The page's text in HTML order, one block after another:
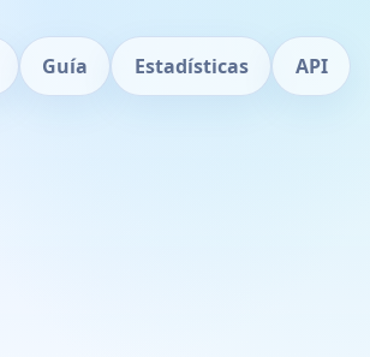
Guía Estadísticas API